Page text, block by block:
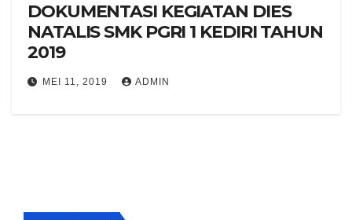
DOKUMENTASI KEGIATAN DIES
NATALIS SMK PGRI 1 KEDIRI TAHUN
2019
MEI 11, 2019 ADMIN